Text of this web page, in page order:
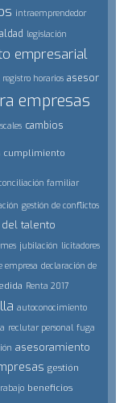
intraemprendedor
legislación
empresarial
registro horarios asesor
empresas
cambios
cumplimiento
familiar
gestión de conflictos
talento
jubilación licitadores
empresa declaración de
Renta 2017
autoconocimiento
reclutar personal fuga
asesoramiento
gestión
beneficios